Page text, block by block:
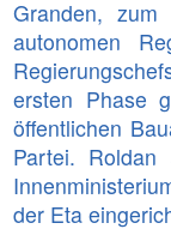
Granden, zum
autonomen
ersten Phase
öffentlichen
Partei.
der Eta